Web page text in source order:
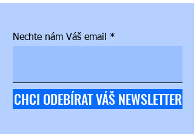
Nechte nám Váš email
CHCI ODEBÍRAT VÁŠ NEWSLETTER